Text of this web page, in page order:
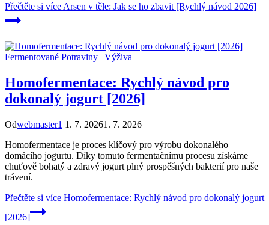
Přečtěte si více Arsen v těle: Jak se ho zbavit [Rychlý návod 2026]
Fermentované Potraviny | Výživa
Homofermentace: Rychlý návod pro
dokonalý jogurt [2026]
Odwebmaster1 1. 7. 20261. 7. 2026
Homofermentace je proces klíčový pro výrobu dokonalého
domácího jogurtu. Díky tomuto fermentačnímu procesu získáme
chuťově bohatý a zdravý jogurt plný prospěšných bakterií pro naše
trávení.
Přečtěte si více Homofermentace: Rychlý návod pro dokonalý jogurt
[2026]